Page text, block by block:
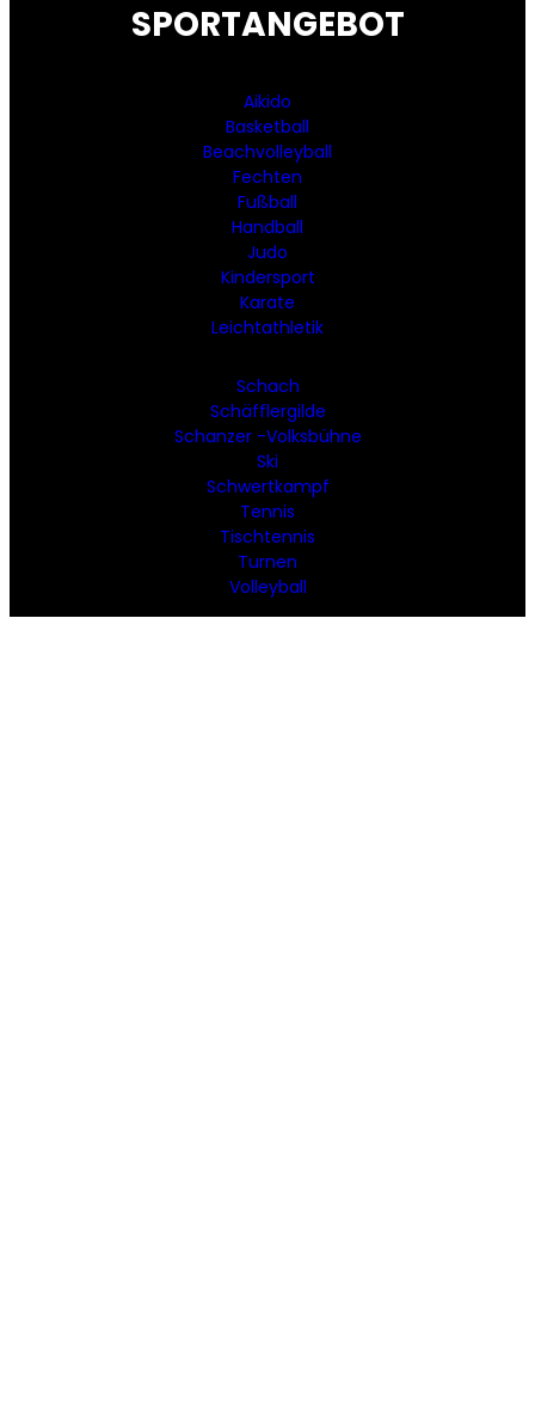
SPORTANGEBOT
Aikido
Basketball
Beachvolleyball
Fechten
Fußball
Handball
Judo
Kindersport
Karate
Leichtathletik
Schach
Schäfflergilde
Schanzer -Volksbühne
Ski
Schwertkampf
Tennis
Tischtennis
Turnen
Volleyball